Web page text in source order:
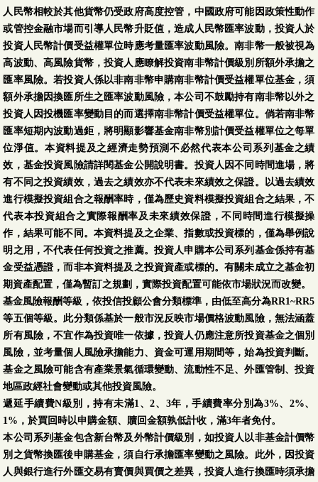
人民幣相較於其他貨幣仍受政府高度控管，中國政府可能因政策性動作
或管控金融市場而引導人民幣升貶值，造成人民幣匯率波動，投資人於
投資人民幣計價受益權單位時應考量匯率波動風險。南非幣一般被視為
高波動、高風險貨幣，投資人應瞭解投資南非幣計價級別所額外承擔之
匯率風險。若投資人係以非南非幣申購南非幣計價受益權單位基金，須
額外承擔因換匯所生之匯率波動風險，本公司不鼓勵持有南非幣以外之
投資人因投機匯率變動目的而選擇南非幣計價受益權單位。倘若南非幣
匯率短期內波動過鉅，將明顯影響基金南非幣別計價受益權單位之每單
位淨值。本資料提及之經濟走勢預測不必然代表本公司系列基金之績
效，基金投資風險請詳閱基金公開說明書。投資人因不同時間進場，將
有不同之投資績效，過去之績效亦不代表未來績效之保證。以過去績效
進行模擬投資組合之報酬率時，僅為歷史資料模擬投資組合之結果，不
代表本投資組合之實際報酬率及未來績效保證，不同時間進行模擬操
作，結果可能不同。本資料提及之企業、指數或投資標的，僅為舉例說
明之用，不代表任何投資之推薦。投資人申購本公司系列基金係持有基
金受益憑證，而非本資料提及之投資資產或標的。有關未成立之基金初
期資產配置，僅為暫訂之規劃，實際投資配置可能依市場狀況而改變。
基金風險報酬等級，依投信投顧公會分類標準，由低至高分為RR1~RR5
等五個等級。此分類係基於一般市況反映市場價格波動風險，無法涵蓋
所有風險，不宜作為投資唯一依據，投資人仍應注意所投資基金之個別
風險，並考量個人風險承擔能力、資金可運用期間等，始為投資判斷。
基金之風險可能含有產業景氣循環變動、流動性不足、外匯管制、投資
地區政經社會變動或其他投資風險。
遞延手續費N級別，持有未滿1、2、3年，手續費率分別為3%、2%、
1%，於買回時以申購金額、贖回金額孰低計收，滿3年者免付。
本公司系列基金包含新台幣及外幣計價級別，如投資人以非基金計價幣
別之貨幣換匯後申購基金，須自行承擔匯率變動之風險。此外，因投資
人與銀行進行外匯交易有賣價與買價之差異，投資人進行換匯時須承擔